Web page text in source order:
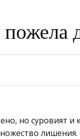
но суровият и
лишения.